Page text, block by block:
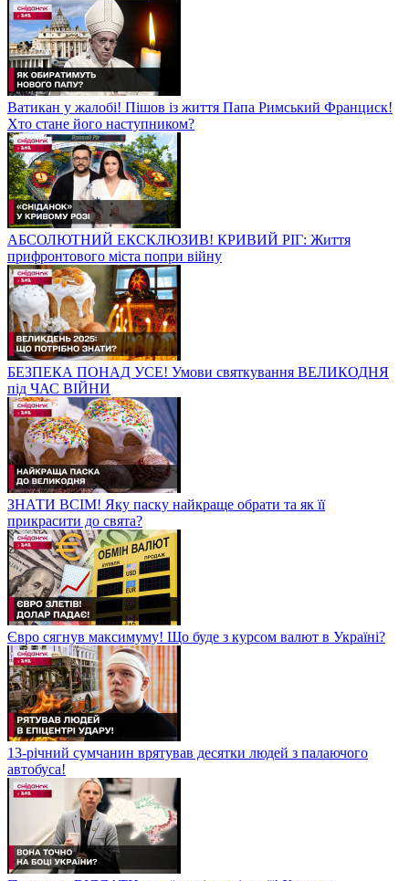
Ватикан у жалобі! Пішов із життя Папа Римський Франциск!
Хто стане його наступником?
АБСОЛЮТНИЙ ЕКСКЛЮЗИВ! КРИВИЙ РІГ: Життя
прифронтового міста попри війну
БЕЗПЕКА ПОНАД УСЕ! Умови святкування ВЕЛИКОДНЯ
під ЧАС ВІЙНИ
ЗНАТИ ВСІМ! Яку паску найкраще обрати та як її
прикрасити до свята?
Євро сягнув максимуму! Що буде з курсом валют в Україні?
13-річний сумчанин врятував десятки людей з палаючого
автобуса!